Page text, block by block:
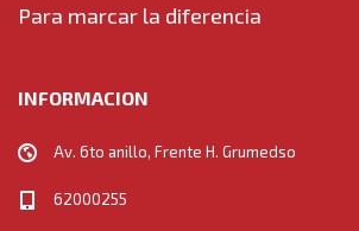
Para marcar la diferencia
INFORMACION
Av. 6to anillo, Frente H. Grumedso
62000255